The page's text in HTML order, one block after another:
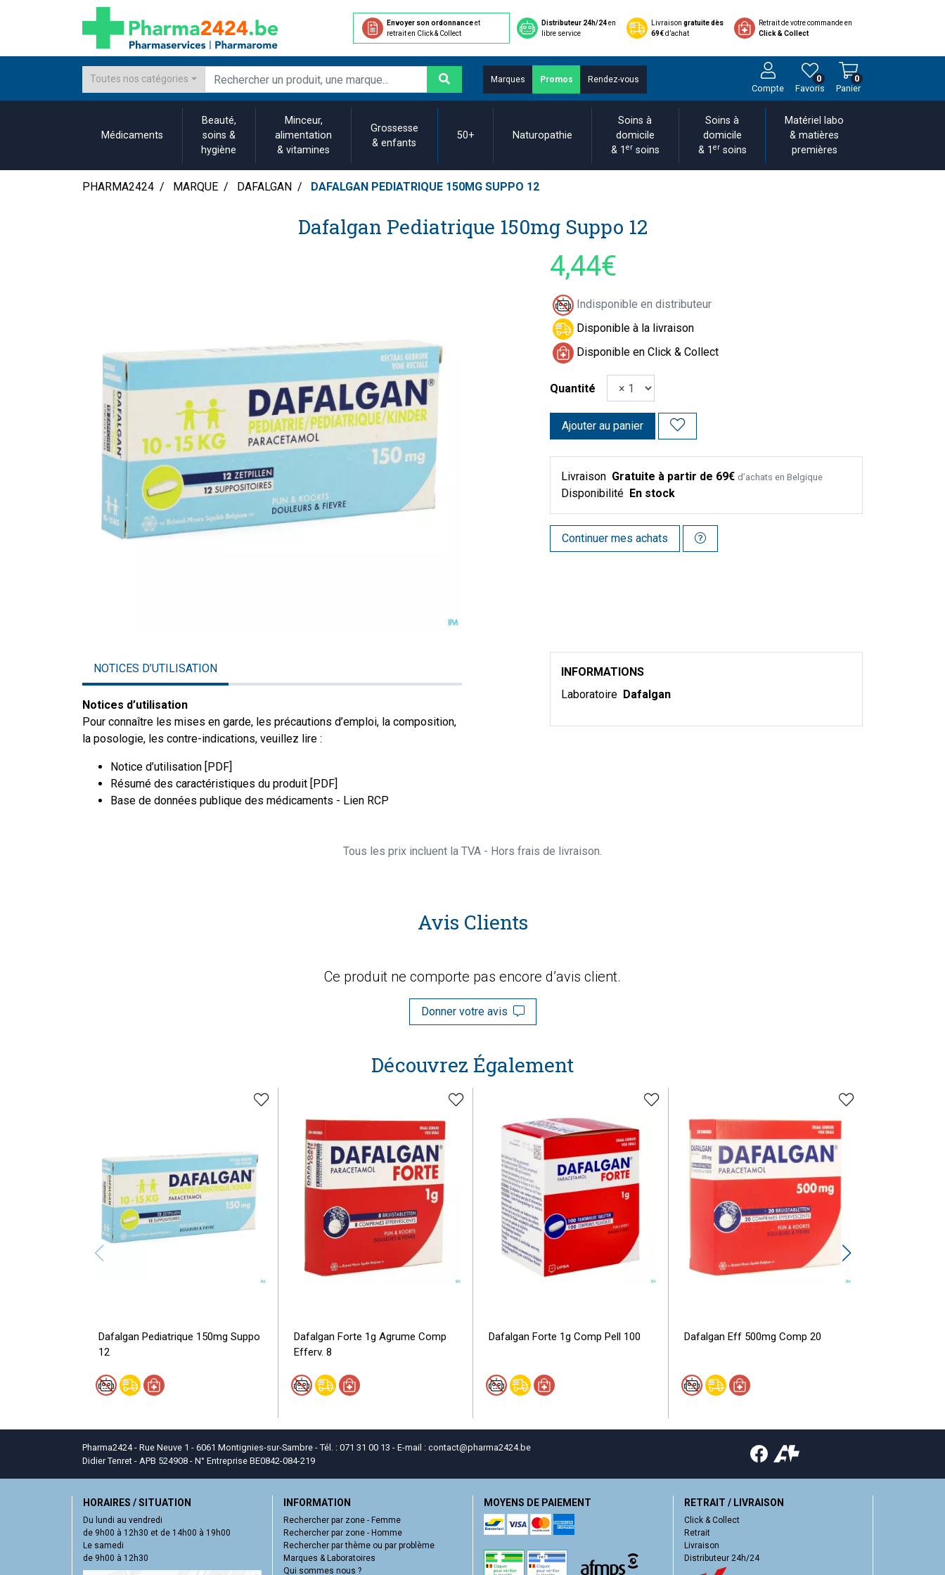
Envoyer son ordonnanceet
retrait en Click & Collect
Distributeur 24h/24en
libre service
Livraisongratuite dès
69€d’achat
Retrait de votre commande en
Click & Collect
Toutes nos catégories Marques Promos Rendez-vous
Compte Favoris
0
Panier
0
Médicaments
Beauté,
soins &
hygiène
Minceur,
alimentation
& vitamines
Grossesse
& enfants
50+ Naturopathie
Soins à
domicile
& 1 ersoins
Soins à
domicile
& 1 ersoins
Matériel labo
& matières
premières
PHARMA2424 MARQUE DAFALGAN DAFALGAN PEDIATRIQUE 150MG SUPPO 12
Dafalgan Pediatrique 150mg Suppo 12
4,44€
Indisponible en distributeur
Disponible à la livraison
Disponible en Click & Collect
Quantité
Ajouter au panier
Livraison Gratuite à partir de 69€ d’achats en Belgique
Disponibilité En stock
Continuer mes achats
NOTICES D’UTILISATION
Notices d’utilisation
Pour connaître les mises en garde, les précautions d’emploi, la composition,
la posologie, les contre-indications, veuillez lire :
Notice d’utilisation [PDF]
Résumé des caractéristiques du produit [PDF]
Base de données publique des médicaments - Lien RCP
INFORMATIONS
Laboratoire Dafalgan
Tous les prix incluent la TVA - Hors frais de livraison.
Avis Clients
Ce produit ne comporte pas encore d’avis client.
Donner votre avis
Découvrez Également
Dafalgan Pediatrique 150mg Suppo
12
Dafalgan Forte 1g Agrume Comp
Efferv. 8
Dafalgan Forte 1g Comp Pell 100 Dafalgan Eff 500mg Comp 20
Pharma2424 - Rue Neuve 1 - 6061 Montignies-sur-Sambre - Tél. : 071 31 00 13 - E-mail : contact@pharma2424.be
Didier Tenret - APB 524908 - N° Entreprise BE0842-084-219
HORAIRES / SITUATION
Du lundi au vendredi
de 9h00 à 12h30 et de 14h00 à 19h00
Le samedi
de 9h00 à 12h30
INFORMATION
Rechercher par zone - Femme
Rechercher par zone - Homme
Rechercher par thème ou par problème
Marques & Laboratoires
Qui sommes nous ?
MOYENS DE PAIEMENT RETRAIT / LIVRAISON
Click & Collect
Retrait
Livraison
Distributeur 24h/24